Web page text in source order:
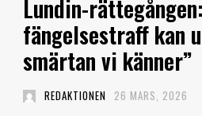
Lundin-
fängelsestraff kan
smärtan vi känner”
REDAKTIONEN 26 MARS, 2026